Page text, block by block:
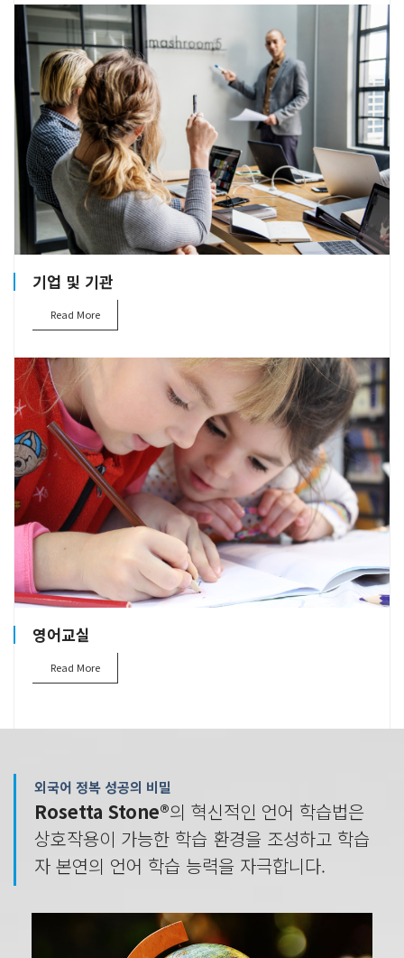
기업 및 기관
Read More
영어교실
Read More
외국어 정복 성공의 비밀
Rosetta Stone®의 혁신적인 언어 학습법은
상호작용이 가능한 학습 환경을 조성하고 학습
자 본연의 언어 학습 능력을 자극합니다.